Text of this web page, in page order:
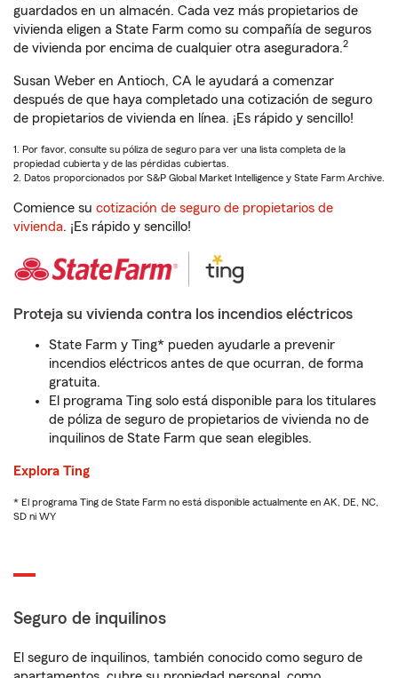
guardados en un almacén. Cada vez más propietarios de
vivienda eligen a State Farm como su compañía de seguros
de vivienda por encima de cualquier otra aseguradora.2
Susan Weber en Antioch, CA le ayudará a comenzar
después de que haya completado una cotización de seguro
de propietarios de vivienda en línea. ¡Es rápido y sencillo!
1. Por favor, consulte su póliza de seguro para ver una lista completa de la
propiedad cubierta y de las pérdidas cubiertas.
2. Datos proporcionados por S&P Global Market Intelligence y State Farm Archive.
Comience su cotización de seguro de propietarios de
vivienda. ¡Es rápido y sencillo!
Proteja su vivienda contra los incendios eléctricos
State Farm y Ting* pueden ayudarle a prevenir
incendios eléctricos antes de que ocurran, de forma
gratuita.
El programa Ting solo está disponible para los titulares
de póliza de seguro de propietarios de vivienda no de
inquilinos de State Farm que sean elegibles.
Explora Ting
* El programa Ting de State Farm no está disponible actualmente en AK, DE, NC,
SD ni WY
Seguro de inquilinos
El seguro de inquilinos, también conocido como seguro de